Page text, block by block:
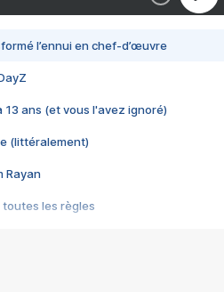
l’ennui en chef-d’œuvre
13 ans (et vous l'avez ignoré)
(littéralement)
Rayan
toutes les règles